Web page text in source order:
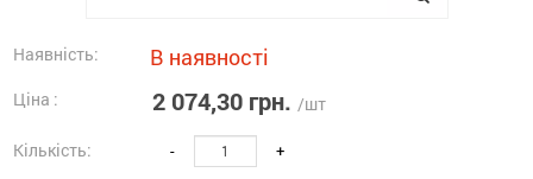
Наявність: В наявності
Ціна : 2 074,30 грн. /шт
Кількість: - +